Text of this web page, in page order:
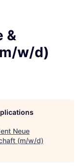
&
w/d)
Neue
(m/w/d)